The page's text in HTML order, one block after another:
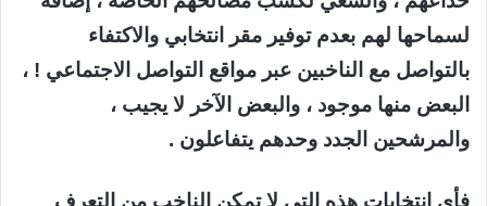
لسماحها لهم بعدم توفير مقر انتخابي والاكتفاء
بالتواصل مع الناخبين عبر مواقع التواصل الاجتماعي ! ،
البعض منها موجود ، والبعض الآخر لا يجيب ،
والمرشحين الجدد وحدهم يتفاعلون .
فأي انتخابات هذه التي لا تمكن الناخب من التعرف